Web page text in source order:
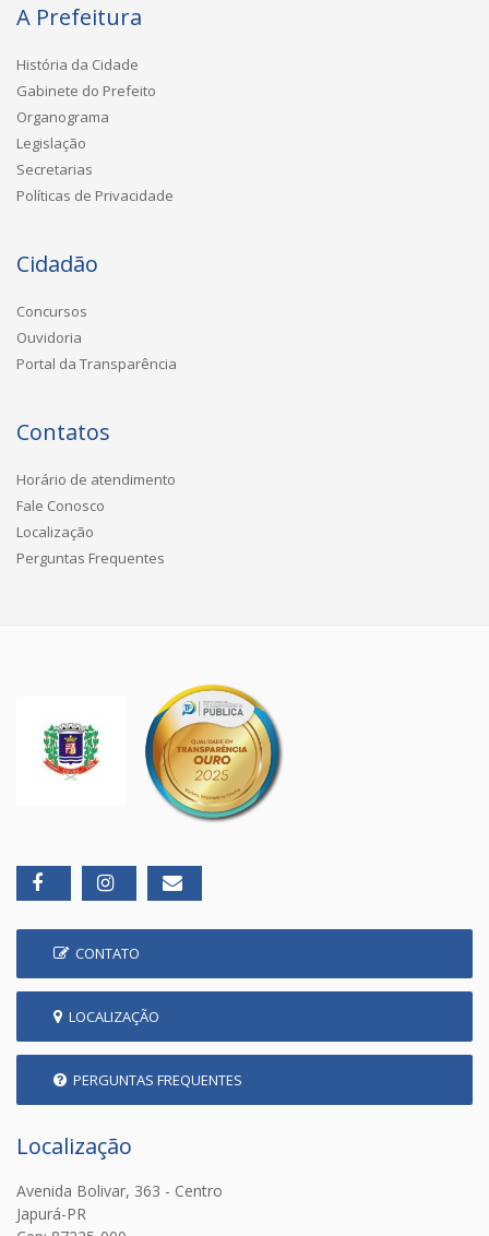
A Prefeitura
História da Cidade
Gabinete do Prefeito
Organograma
Legislação
Secretarias
Políticas de Privacidade
Cidadão
Concursos
Ouvidoria
Portal da Transparência
Contatos
Horário de atendimento
Fale Conosco
Localização
Perguntas Frequentes
CONTATO
LOCALIZAÇÃO
PERGUNTAS FREQUENTES
Localização
Avenida Bolivar, 363 - Centro
Japurá-PR